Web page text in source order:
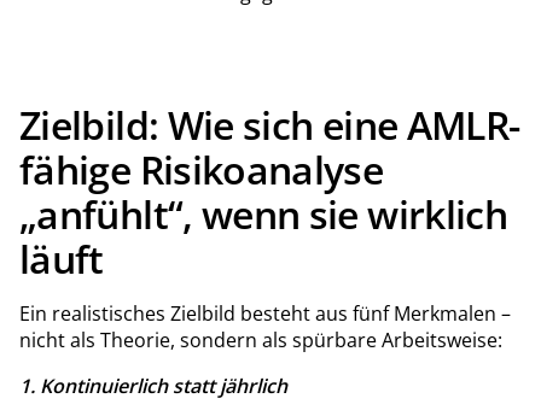
Zielbild: Wie sich eine AMLR-
fähige Risikoanalyse
„anfühlt“, wenn sie wirklich
läuft
Ein realistisches Zielbild besteht aus fünf Merkmalen –
nicht als Theorie, sondern als spürbare Arbeitsweise:
1. Kontinuierlich statt jährlich